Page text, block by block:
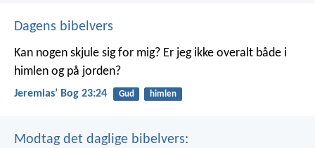
Dagens bibelvers
Kan nogen skjule sig for mig? Er jeg ikke overalt både i
himlen og på jorden?
Jeremiasʼ Bog 23:24 Gud himlen
Modtag det daglige bibelvers: